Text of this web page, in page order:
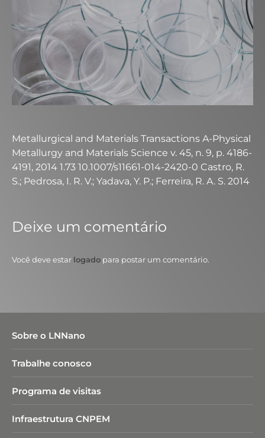
Metallurgical and Materials Transactions A-Physical
Metallurgy and Materials Science v. 45, n. 9, p. 4186-
4191, 2014 1.73 10.1007/s11661-014-2420-0 Castro, R.
S.; Pedrosa, I. R. V.; Yadava, Y. P.; Ferreira, R. A. S. 2014
Deixe um comentário
Você deve estar logado para postar um comentário.
Sobre o LNNano
Trabalhe conosco
Programa de visitas
Infraestrutura CNPEM